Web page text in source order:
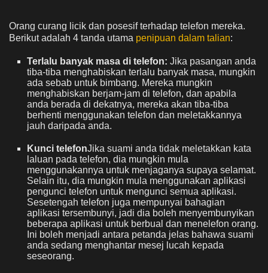
Orang curang licik dan posesif terhadap telefon mereka.
Berikut adalah 4 tanda utama penipuan dalam talian:
Terlalu banyak masa di telefon: Jika pasangan anda
tiba-tiba menghabiskan terlalu banyak masa, mungkin
ada sebab untuk bimbang. Mereka mungkin
menghabiskan berjam-jam di telefon, dan apabila
anda berada di dekatnya, mereka akan tiba-tiba
berhenti menggunakan telefon dan meletakkannya
jauh daripada anda.
Kunci telefonJika suami anda tidak meletakkan kata
laluan pada telefon, dia mungkin mula
menggunakannya untuk menjaganya supaya selamat.
Selain itu, dia mungkin mula menggunakan aplikasi
pengunci telefon untuk mengunci semua aplikasi.
Sesetengah telefon juga mempunyai bahagian
aplikasi tersembunyi, jadi dia boleh menyembunyikan
beberapa aplikasi untuk berbual dan menelefon orang.
Ini boleh menjadi antara petanda jelas bahawa suami
anda sedang menghantar mesej lucah kepada
seseorang.